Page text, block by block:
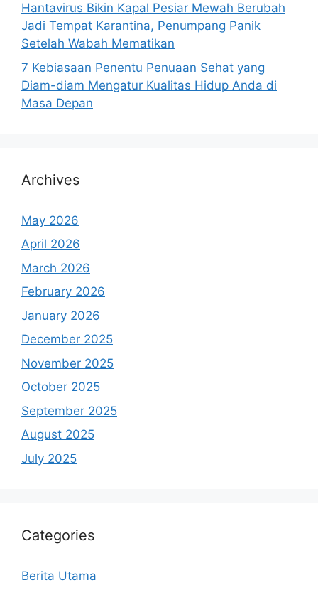
Hantavirus Bikin Kapal Pesiar Mewah Berubah
Jadi Tempat Karantina, Penumpang Panik
Setelah Wabah Mematikan
7 Kebiasaan Penentu Penuaan Sehat yang
Diam-diam Mengatur Kualitas Hidup Anda di
Masa Depan
Archives
May 2026
April 2026
March 2026
February 2026
January 2026
December 2025
November 2025
October 2025
September 2025
August 2025
July 2025
Categories
Berita Utama